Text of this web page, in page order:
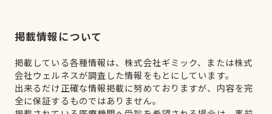
掲載情報について
掲載している各種情報は、株式会社ギミック、または株式
会社ウェルネスが調査した情報をもとにしています。
出来るだけ正確な情報掲載に努めておりますが、内容を完
全に保証するものではありません。